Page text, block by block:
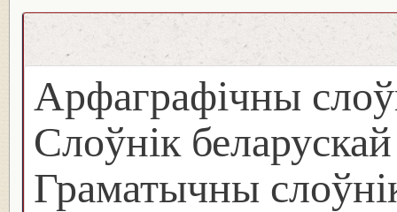
Арфаграфічны
Слоўнік
Граматычны